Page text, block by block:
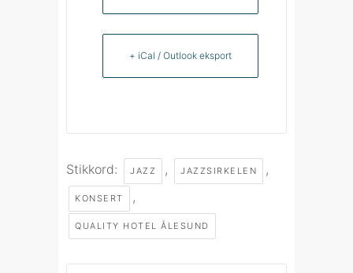
+ iCal / Outlook eksport
Stikkord: JAZZ , JAZZSIRKELEN ,
KONSERT ,
QUALITY HOTEL ÅLESUND